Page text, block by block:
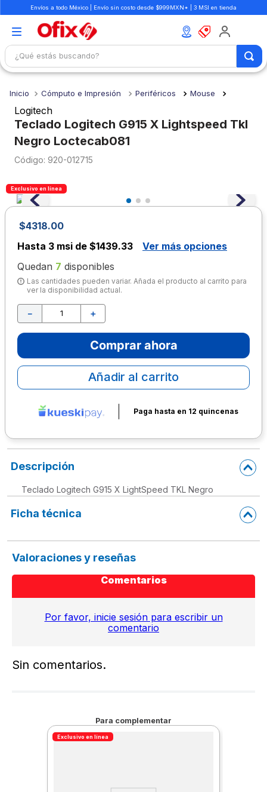
Envíos a todo México | Envío sin costo desde $999MXN* | 3 MSI en tienda
¿Qué estás buscando?
Cómputo e Impresión Periféricos Mouse
Logitech
Teclado Logitech G915 X Lightspeed Tkl
Negro Loctecab081
: 920-012715
Exclusivo en línea
$4318.00
Hasta 3 msi de $1439.33
Ver más opciones
Quedan 7 disponibles
Las cantidades pueden variar. Añada el producto al carrito para
ver la disponibilidad actual.
＋
－
Comprar ahora
Añadir al carrito
Paga hasta en 12 quincenas
Descripción
Teclado Logitech G915 X LightSpeed TKL Negro
Ficha técnica
Valoraciones y reseñas
Comentarios
Por favor, inicie sesión para escribir un
comentario
Sin comentarios.
Para complementar
Exclusivo en línea
1.
mochilas
2.
libretas
3.
cuaderno
4.
cuadernos
5.
colores
6.
boligrafo
7.
escritorio
8.
sacapuntas
9.
escolar
10 . lapiz